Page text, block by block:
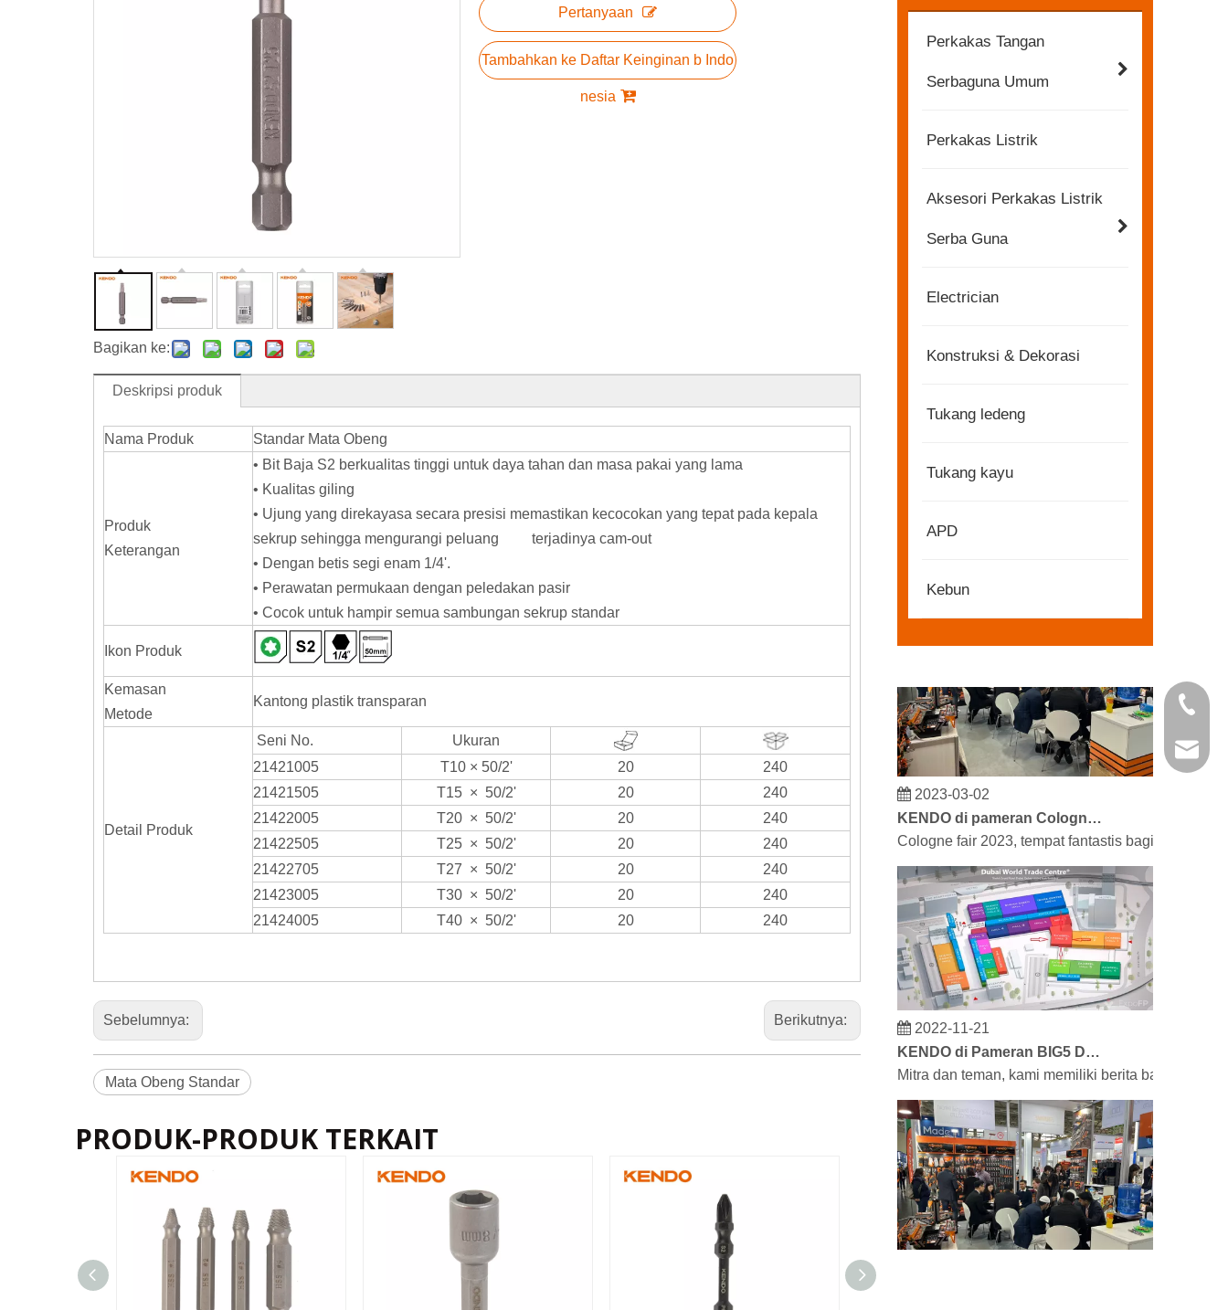
Bagikan ke:
Pertanyaan
Tambahkan ke Daftar Keinginan b Indo
nesia
Deskripsi produk
Nama Produk Standar Mata Obeng
Produk
Keterangan
• Bit Baja S2 berkualitas tinggi untuk daya tahan dan masa pakai yang lama
• Kualitas giling
• Ujung yang direkayasa secara presisi memastikan kecocokan yang tepat pada kepala
sekrup sehingga mengurangi peluang terjadinya cam-out
• Dengan betis segi enam 1/4'.
• Perawatan permukaan dengan peledakan pasir
• Cocok untuk hampir semua sambungan sekrup standar
Ikon Produk
Kemasan
Metode
Kantong plastik transparan
Detail Produk
Seni No.
Ukuran
21421005
T10 × 50/2' 20
240
21421505
T15 × 50/2' 20
240
21422005
T20 × 50/2' 20
240
21422505
T25 × 50/2' 20
240
21422705
T27 × 50/2' 20
240
21423005
T30 × 50/2' 20
240
21424005
T40 × 50/2' 20 240
Sebelumnya: Berikutnya:
Mata Obeng Standar
PRODUK-PRODUK TERKAIT
Perkakas Tangan
Serbaguna Umum
Perkakas Listrik
Aksesori Perkakas Listrik
Serba Guna
Electrician
Konstruksi & Dekorasi
Tukang ledeng
Tukang kayu
APD
Kebun
Cologne fair 2023, tempat fantastis bagi Kendo
+86 21